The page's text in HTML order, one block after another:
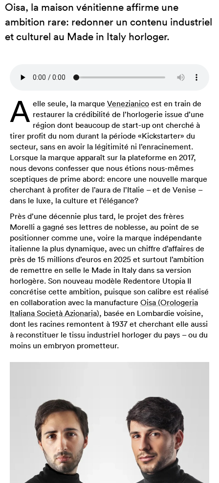
Oisa, la maison vénitienne affirme une
ambition rare: redonner un contenu industriel
et culturel au Made in Italy horloger.
A elle seule, la marque Venezianico est en train de
restaurer la crédibilité de l’horlogerie issue d’une
région dont beaucoup de start-up ont cherché à
tirer profit du nom durant la période «Kickstarter» du
secteur, sans en avoir la légitimité ni l’enracinement.
Lorsque la marque apparaît sur la plateforme en 2017,
nous devons confesser que nous étions nous-mêmes
sceptiques de prime abord: encore une nouvelle marque
cherchant à profiter de l’aura de l’Italie – et de Venise –
dans le luxe, la culture et l’élégance?
Près d’une décennie plus tard, le projet des frères
Morelli a gagné ses lettres de noblesse, au point de se
positionner comme une, voire la marque indépendante
italienne la plus dynamique, avec un chiffre d’affaires de
près de 15 millions d’euros en 2025 et surtout l’ambition
de remettre en selle le Made in Italy dans sa version
horlogère. Son nouveau modèle Redentore Utopia II
concrétise cette ambition, puisque son calibre est réalisé
en collaboration avec la manufacture Oisa (Orologeria
Italiana Società Azionaria), basée en Lombardie voisine,
dont les racines remontent à 1937 et cherchant elle aussi
à reconstituer le tissu industriel horloger du pays – ou du
moins un embryon prometteur.